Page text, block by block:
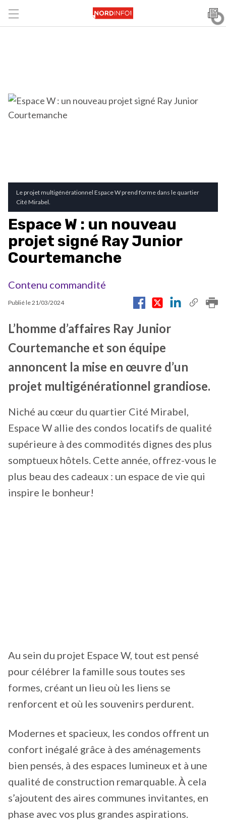
Le projet multigénérationnel Espace W prend forme dans le quartier
Cité Mirabel.
Espace W : un nouveau
projet signé Ray Junior
Courtemanche
Contenu commandité
Publié le21/03/2024
L’homme d’affaires Ray Junior
Courtemanche et son équipe
annoncent la mise en œuvre d’un
projet multigénérationnel grandiose.
Niché au cœur du quartier Cité Mirabel,
Espace W allie des condos locatifs de qualité
supérieure à des commodités dignes des plus
somptueux hôtels. Cette année, offrez-vous le
plus beau des cadeaux : un espace de vie qui
inspire le bonheur!
Au sein du projet Espace W, tout est pensé
pour célébrer la famille sous toutes ses
formes, créant un lieu où les liens se
renforcent et où les souvenirs perdurent.
Modernes et spacieux, les condos offrent un
confort inégalé grâce à des aménagements
bien pensés, à des espaces lumineux et à une
qualité de construction remarquable. À cela
s’ajoutent des aires communes invitantes, en
phase avec vos plus grandes aspirations.